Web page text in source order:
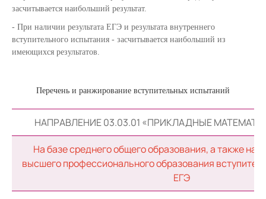
засчитывается наибольший результат.
При наличии результата ЕГЭ и результата внутреннего
вступительного испытания - засчитывается наибольший из
имеющихся результатов.
Перечень и ранжирование вступительных испытаний
НАПРАВЛЕНИЕ 03.03.01 «ПРИКЛАДНЫЕ
На базе среднего общего образования, а также на
высшего профессионального образования
ЕГЭ